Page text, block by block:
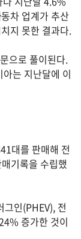
차 업계가 추산
지 못한 결과다.
으로 풀이된다.
는 지난달에 이
대를 판매해 전
기록을 수립했
그인(PHEV), 전
증가한 것이